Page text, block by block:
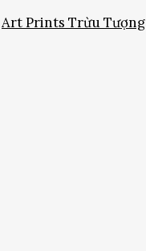
Art Prints Trừu Tượng